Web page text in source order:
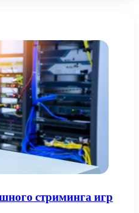
стриминга игр